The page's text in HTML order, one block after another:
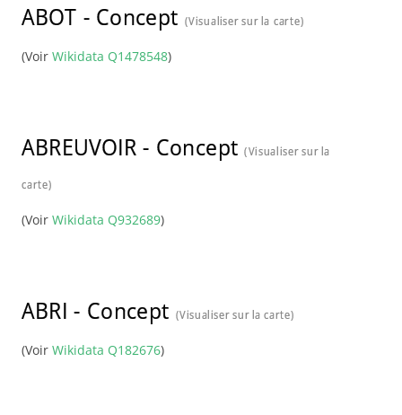
ABOT - Concept (Visualiser sur la carte)
(Voir Wikidata Q1478548)
ABREUVOIR - Concept (Visualiser sur la
carte)
(Voir Wikidata Q932689)
ABRI - Concept (Visualiser sur la carte)
(Voir Wikidata Q182676)